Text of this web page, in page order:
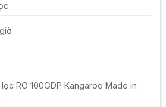
RO 100GDP Kangaroo Made in